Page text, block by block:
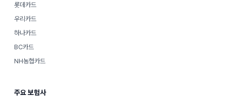
롯데카드
우리카드
하나카드
BC카드
NH농협카드
주요 보험사